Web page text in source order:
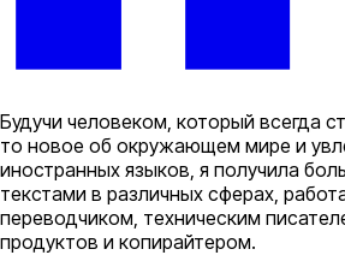
Будучи человеком, который всегда
то новое об окружающем мире и
иностранных языков, я получила
текстами в различных сферах,
переводчиком, техническим
продуктов и копирайтером.